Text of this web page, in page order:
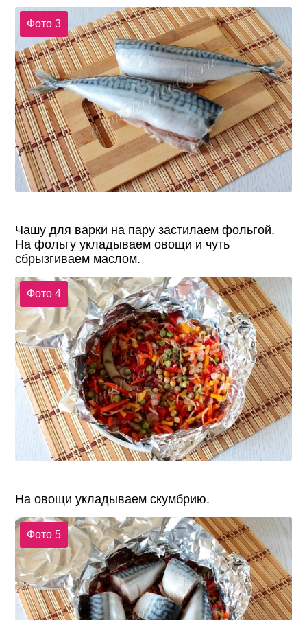
Фото 3
Чашу для варки на пару застилаем фольгой.
На фольгу укладываем овощи и чуть
сбрызгиваем маслом.
Фото 4
На овощи укладываем скумбрию.
Фото 5